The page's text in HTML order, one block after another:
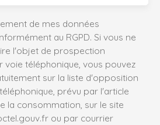
de mes données
au RGPD. Si vous ne
l'objet de prospection
voie téléphonique, vous pouvez
sur la liste d'opposition
prévu par l'article
la consommation, sur le site
ou par courrier